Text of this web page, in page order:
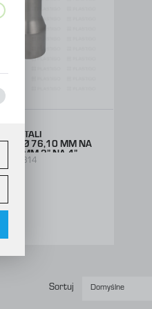
ZE STALI
Ø 76,10 MM NA
MM 3” NA 4”
Sortuj Domyślne